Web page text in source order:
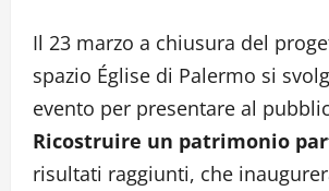
Il 23 marzo a chiusura del
spazio Église di Palermo si
evento per presentare al
Ricostruire un patrimonio
risultati raggiunti, che